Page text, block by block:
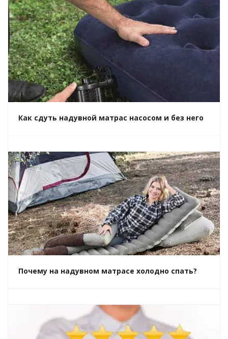
Как сдуть надувной матрас насосом и без него
Почему на надувном матрасе холодно спать?